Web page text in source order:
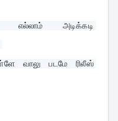
எல்லாம் அடிக்கடி
வாலு படமே ரிலீஸ்